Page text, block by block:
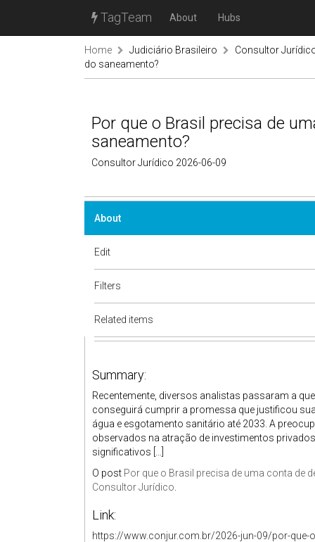
TagTeam About Hubs
Home Judiciário Brasileiro
Consultor
do saneamento?
Por que o Brasil precisa de
saneamento?
Consultor Jurídico 2026-06-09
About
Edit
Filters
Related items
Summary:
Recentemente, diversos analistas passaram a
conseguirá cumprir a promessa que justificou
água e esgotamento sanitário até 2033. A
observados na atração de investimentos
significativos […]
O post Por que o Brasil precisa de uma conta de
Consultor Jurídico
Link:
https://www.conjur.com.br/2026-jun-09/por-que-